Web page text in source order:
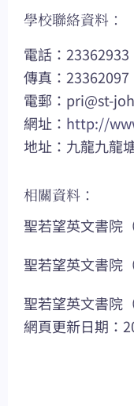
學校聯絡資料：
電話：23362933
傳真：23362097
電郵： pri@st-
網址： http://
地址：九龍九龍
相關資料：
聖若望英文書院
聖若望英文書院
聖若望英文書院
網頁更新日期：